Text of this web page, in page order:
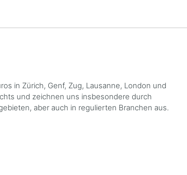
in Zürich, Genf, Zug, Lausanne, London und
und zeichnen uns insbesondere durch
aber auch in regulierten Branchen aus.